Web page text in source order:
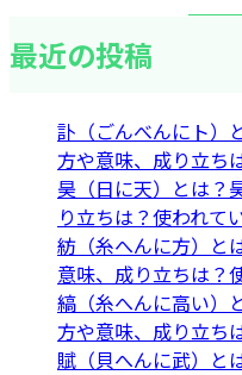
最近の投稿
訃（ごんべんにト）
方や意味、成り立ち
昊（日に天）とは？
り立ちは？使われて
紡（糸へんに方）と
意味、成り立ちは？
縞（糸へんに高い）
方や意味、成り立ち
賦（貝へんに武）と